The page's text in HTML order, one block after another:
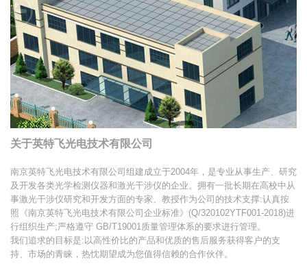
关于英特飞光电技术有限公司
南京英特飞光电技术有限公司组建成立于2004年，是专业从事生产、研究
及开发各类光学检测仪器和激光干涉仪的企业。拥有一批长期在高校中从
事激光干涉仪研究和开发方面的专家、教授作为公司的技术支撑:认真按
照《南京英特飞光电技术有限公司企业标准》(Q/320102YTF001-2018)进
行组织生产;严格遵守 GB/T19001质量管理体系的要求进行管理。
我们追求的目标是:以高性价比的产品和优质的售后服务获得客户的支
持、市场的青睐，热忱期望成为您值得信赖的合作伙伴。